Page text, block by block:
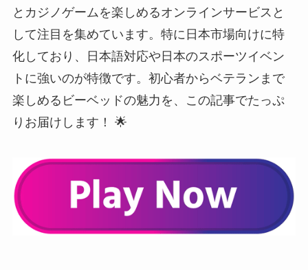
とカジノゲームを楽しめるオンラインサービスと
して注目を集めています。特に日本市場向けに特
化しており、日本語対応や日本のスポーツイベン
トに強いのが特徴です。初心者からベテランまで
楽しめるビーベッドの魅力を、この記事でたっぷ
りお届けします！ 🌟